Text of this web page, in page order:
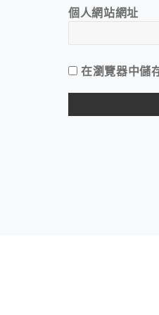
個人網站網址
在瀏覽器中儲